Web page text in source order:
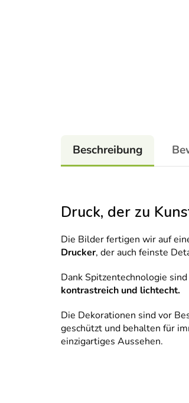
Beschreibung
Druck, der zu
Die Bilder fertigen wir auf
Drucker, der auch feinste
Dank Spitzentechnologie
kontrastreich und lichtecht.
Die Dekorationen sind vor
geschützt und behalten für
einzigartiges Aussehen.